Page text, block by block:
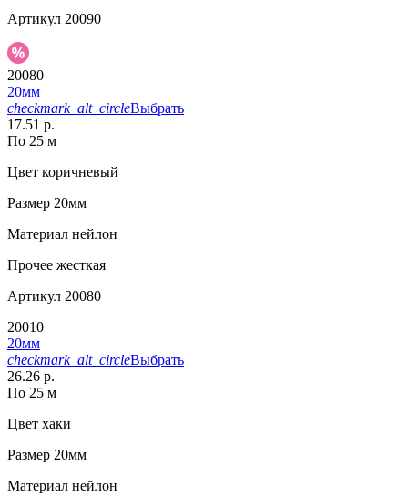
Артикул 20090
20080
20мм
checkmark_alt_circleВыбрать
17.51 р.
По 25 м
Цвет коричневый
Размер 20мм
Материал нейлон
Прочее жесткая
Артикул 20080
20010
20мм
checkmark_alt_circleВыбрать
26.26 р.
По 25 м
Цвет хаки
Размер 20мм
Материал нейлон